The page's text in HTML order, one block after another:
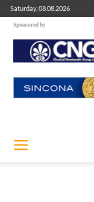
Saturday, 08.08.2026
Sponsored by